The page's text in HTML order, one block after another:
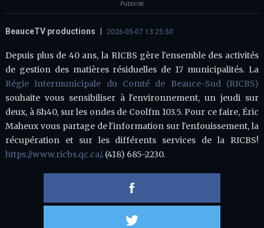
Publicité
BeauceTV productions 2026-05-07 13:25:50
Depuis plus de 40 ans, la RICBS gère l'ensemble des activités
de gestion des matières résiduelles de 17 municipalités. La
Régie Intermunicipale du Comté de Beauce-Sud (RICBS)
souhaite vous sensibiliser à l'environnement, un jeudi sur
deux, à 8h40, sur les ondes de Coolfm 103.5. Pour ce faire, Éric
Maheux vous partage de l'information sur l'enfouissement, la
récupération et sur les différents services de la RICBS!
https://www.ricbs.qc.ca/. (418) 685-2230.